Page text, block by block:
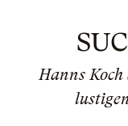
Hanns Koch